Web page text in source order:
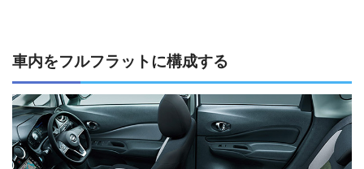
車内をフルフラットに構成する